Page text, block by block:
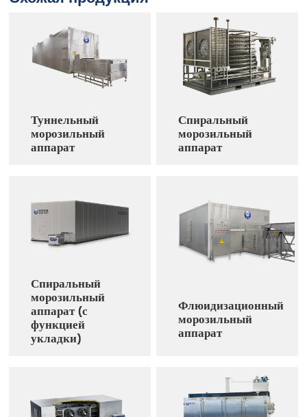
Туннельный
морозильный
аппарат
Спиральный
морозильный
аппарат
Спиральный
морозильный
аппарат (с
функцией
укладки)
Флюидизационный
морозильный
аппарат